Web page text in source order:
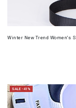
Winter New Trend Women's
SALE -41%